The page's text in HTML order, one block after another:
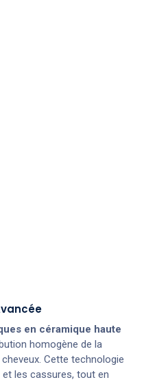
en céramique haute
homogène de la
Cette technologie
les cassures, tout en